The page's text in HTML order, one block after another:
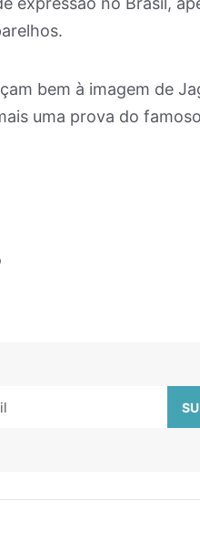
bem à imagem de
uma prova do